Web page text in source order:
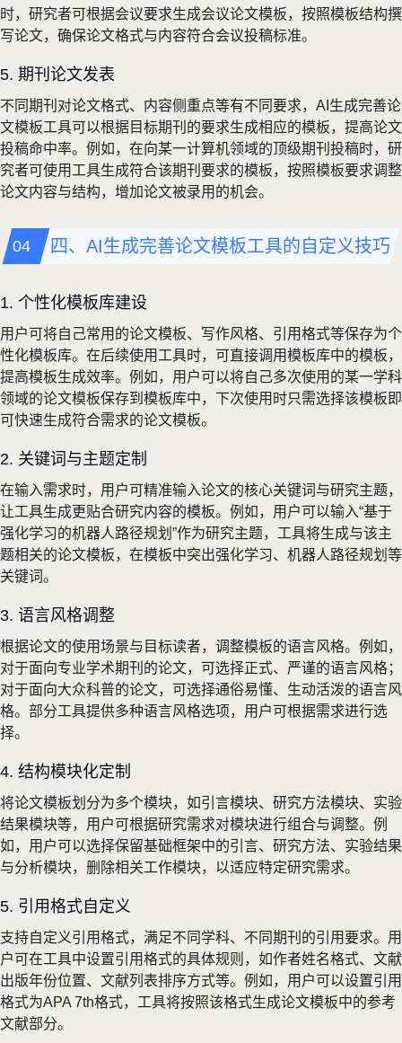
时，研究者可根据会议要求生成会议论文模板，按照模板结构撰
写论文，确保论文格式与内容符合会议投稿标准。
5. 期刊论文发表
不同期刊对论文格式、内容侧重点等有不同要求，AI生成完善论
文模板工具可以根据目标期刊的要求生成相应的模板，提高论文
投稿命中率。例如，在向某一计算机领域的顶级期刊投稿时，研
究者可使用工具生成符合该期刊要求的模板，按照模板要求调整
论文内容与结构，增加论文被录用的机会。
四、AI生成完善论文模板工具的自定义技巧
1. 个性化模板库建设
用户可将自己常用的论文模板、写作风格、引用格式等保存为个
性化模板库。在后续使用工具时，可直接调用模板库中的模板，
提高模板生成效率。例如，用户可以将自己多次使用的某一学科
领域的论文模板保存到模板库中，下次使用时只需选择该模板即
可快速生成符合需求的论文模板。
2. 关键词与主题定制
在输入需求时，用户可精准输入论文的核心关键词与研究主题，
让工具生成更贴合研究内容的模板。例如，用户可以输入“基于
强化学习的机器人路径规划”作为研究主题，工具将生成与该主
题相关的论文模板，在模板中突出强化学习、机器人路径规划等
关键词。
3. 语言风格调整
根据论文的使用场景与目标读者，调整模板的语言风格。例如，
对于面向专业学术期刊的论文，可选择正式、严谨的语言风格；
对于面向大众科普的论文，可选择通俗易懂、生动活泼的语言风
格。部分工具提供多种语言风格选项，用户可根据需求进行选
择。
4. 结构模块化定制
将论文模板划分为多个模块，如引言模块、研究方法模块、实验
结果模块等，用户可根据研究需求对模块进行组合与调整。例
如，用户可以选择保留基础框架中的引言、研究方法、实验结果
与分析模块，删除相关工作模块，以适应特定研究需求。
5. 引用格式自定义
支持自定义引用格式，满足不同学科、不同期刊的引用要求。用
户可在工具中设置引用格式的具体规则，如作者姓名格式、文献
出版年份位置、文献列表排序方式等。例如，用户可以设置引用
格式为APA 7th格式，工具将按照该格式生成论文模板中的参考
文献部分。